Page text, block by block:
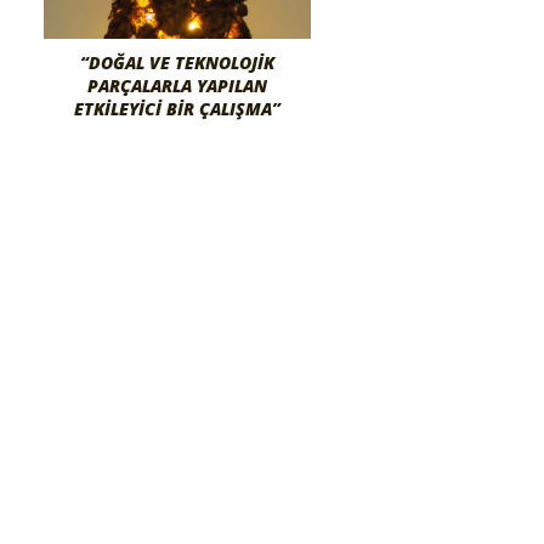
“DOĞAL VE TEKNOLOJİK
PARÇALARLA YAPILAN
ETKİLEYİCİ BİR ÇALIŞMA”